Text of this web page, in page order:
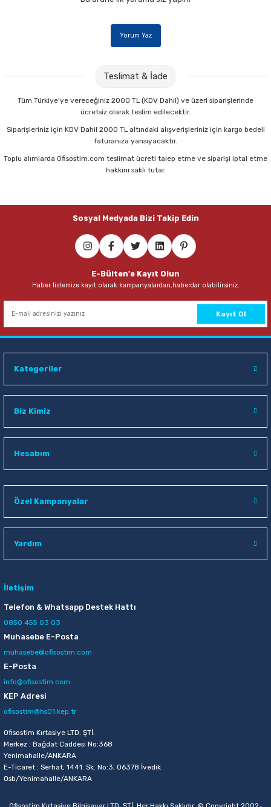
Yorum Yaz
Teslimat & İade
Tüm Türkiye'ye vereceğiniz 2000 TL (KDV Dahil) ve üzeri siparişlerinde
ücretsiz olarak teslim edilecektir.
Siparişleriniz için KDV Dahil 2000 TL altındaki alışverişleriniz için kargo bedeli
faturanıza yansıyacaktır.
Toplu alımlarda Ofisostim.com teslimat ücreti talep etme ve siparişi iptal etme
hakkını saklı tutar.
Sosyal Medyada Bizi Takip Edin
E-Bülten'e Kayıt Olun
Haber listemize kayıt olarak kampanyalardan,haberdar olabilirsiniz.
Kayıt Ol
Kategoriler
Biz Kimiz
Hesabım
Özel Kampanyalar
Yardım
İletişim
Telefon & Whatsapp Destek Hattı
0850 455 03 03
Muhasebe E-Posta
muhasebe@ofisostim.com
E-Posta
info@ofisostim.com
KEP Adresi
ofisostim@hs01.kep.tr
Ofisostim Kırtasiye LTD. ŞTİ.
Merkez : Bağdat Caddesi No:368
Yenimahalle/ANKARA
E-Ticaret : Serhat, 1441. Sk. No:3, 06378 İvedik
Osb/Yenimahalle/ANKARA